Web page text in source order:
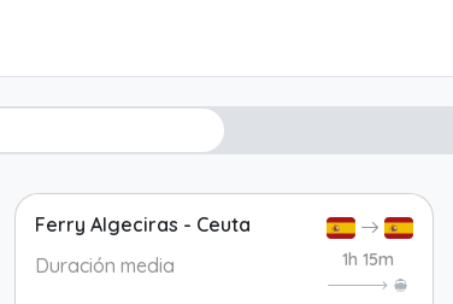
Ferry Algeciras - Ceuta
Duración media
1h 15m